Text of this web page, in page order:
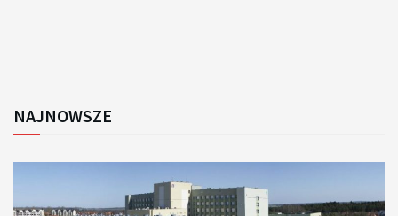
NAJNOWSZE